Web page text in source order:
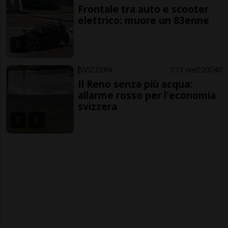
Frontale tra auto e scooter
elettrico: muore un 83enne
SVIZZERA 13 ore 20 40
Il Reno senza più acqua:
allarme rosso per l'economia
svizzera